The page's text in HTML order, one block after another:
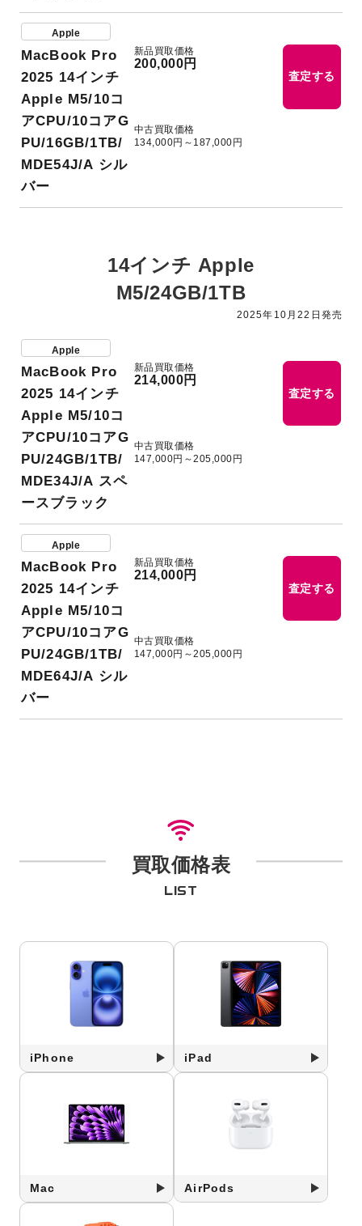
Apple
MacBook Pro
2025 14インチ
Apple M5/10コ
アCPU/10コアG
PU/16GB/1TB/
MDE54J/A シル
バー
新品買取価格
200,000円
中古買取価格
134,000円～187,000円
査定する
14インチ Apple
M5/24GB/1TB
2025年10月22日発売
Apple
MacBook Pro
2025 14インチ
Apple M5/10コ
アCPU/10コアG
PU/24GB/1TB/
MDE34J/A スペ
ースブラック
新品買取価格
214,000円
中古買取価格
147,000円～205,000円
査定する
Apple
MacBook Pro
2025 14インチ
Apple M5/10コ
アCPU/10コアG
PU/24GB/1TB/
MDE64J/A シル
バー
新品買取価格
214,000円
中古買取価格
147,000円～205,000円
査定する
買取価格表
LIST
iPhone iPad
Mac AirPods